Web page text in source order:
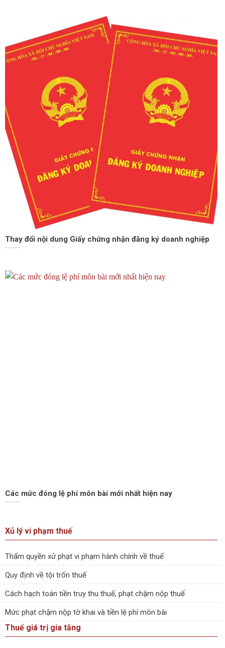
Thay đổi nội dung Giấy chứng nhận đăng ký doanh nghiệp
Các mức đóng lệ phí môn bài mới nhất hiện nay
Xủ lý vi phạm thuế
Thẩm quyền xử phạt vi phạm hành chính về thuế
Quy định về tội trốn thuế
Cách hạch toán tiền truy thu thuế, phạt chậm nộp thuế
Mức phạt chậm nộp tờ khai và tiền lệ phí môn bài
Thuế giá trị gia tăng